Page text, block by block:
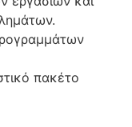
πακέτο